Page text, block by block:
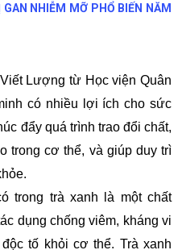
NHIỄM MỠ PHỔ BIẾN NĂM
Lượng từ Học viện Quân
có nhiều lợi ích cho sức
đẩy quá trình trao đổi chất,
trong cơ thể, và giúp duy trì
trong trà xanh là một chất
dụng chống viêm, kháng vi
tố khỏi cơ thể. Trà xanh